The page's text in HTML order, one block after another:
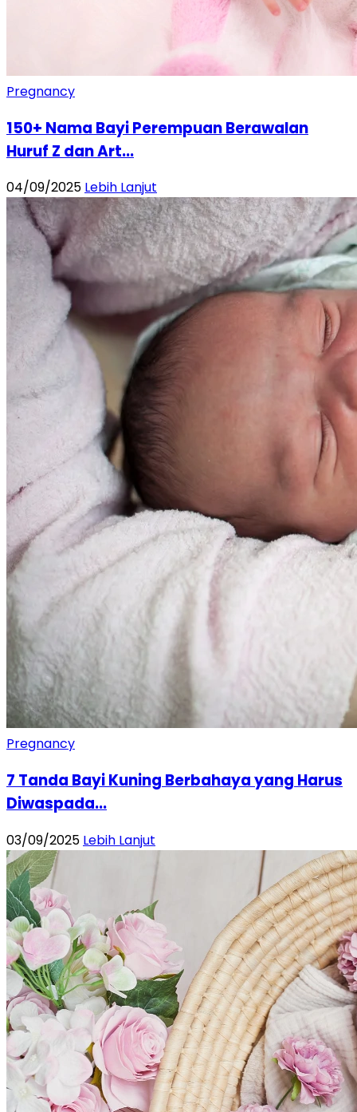
Pregnancy
150+ Nama Bayi Perempuan Berawalan
Huruf Z dan Art...
04/09/2025 Lebih Lanjut
Pregnancy
7 Tanda Bayi Kuning Berbahaya yang Harus
Diwaspada...
03/09/2025 Lebih Lanjut